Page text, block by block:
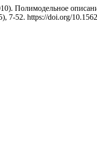
Полимодельное
7-52. https://doi.org/